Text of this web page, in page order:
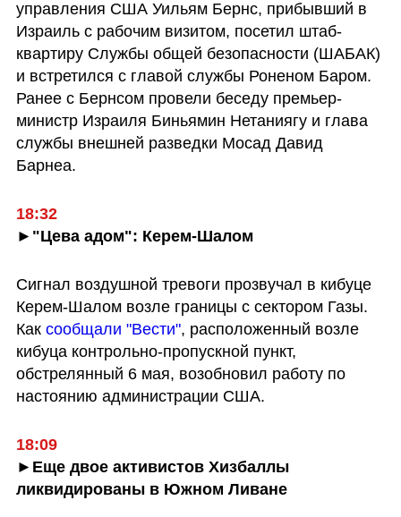
управления США Уильям Бернс, прибывший в
Израиль с рабочим визитом, посетил штаб-
квартиру Службы общей безопасности (ШАБАК)
и встретился с главой службы Роненом Баром.
Ранее с Бернсом провели беседу премьер-
министр Израиля Биньямин Нетаниягу и глава
службы внешней разведки Мосад Давид
Барнеа.
18:32
►"Цева адом": Керем-Шалом
Сигнал воздушной тревоги прозвучал в кибуце
Керем-Шалом возле границы с сектором Газы.
Как сообщали "Вести", расположенный возле
кибуца контрольно-пропускной пункт,
обстрелянный 6 мая, возобновил работу по
настоянию администрации США.
18:09
►Еще двое активистов Хизбаллы
ликвидированы в Южном Ливане